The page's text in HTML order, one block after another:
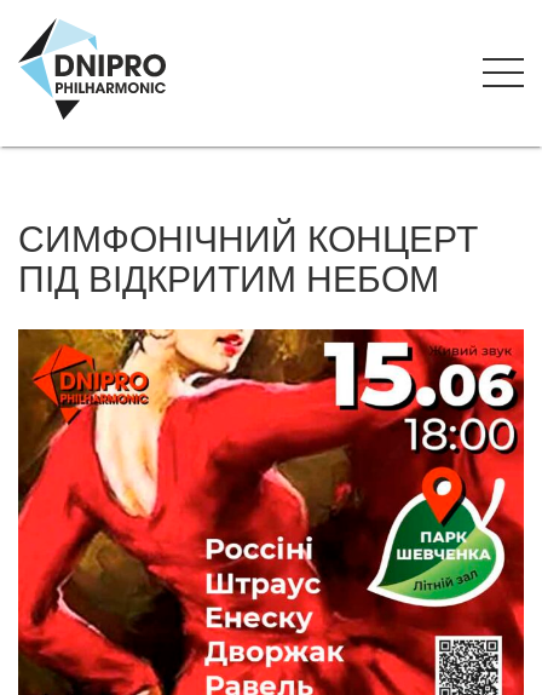
СИМФОНІЧНИЙ КОНЦЕРТ
ПІД ВІДКРИТИМ НЕБОМ